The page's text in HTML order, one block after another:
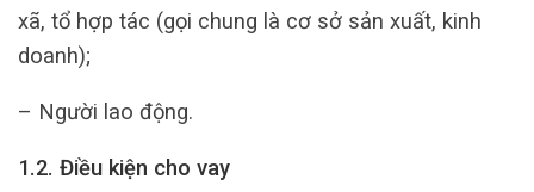
xã, tổ hợp tác (gọi chung là cơ sở sản xuất, kinh
doanh);
– Người lao động.
1.2. Điều kiện cho vay